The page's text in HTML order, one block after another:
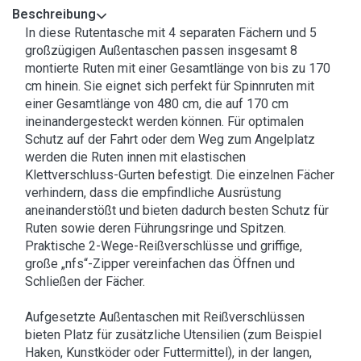
Beschreibung
In diese Rutentasche mit 4 separaten Fächern und 5
großzügigen Außentaschen passen insgesamt 8
montierte Ruten mit einer Gesamtlänge von bis zu 170
cm hinein. Sie eignet sich perfekt für Spinnruten mit
einer Gesamtlänge von 480 cm, die auf 170 cm
ineinandergesteckt werden können. Für optimalen
Schutz auf der Fahrt oder dem Weg zum Angelplatz
werden die Ruten innen mit elastischen
Klettverschluss-Gurten befestigt. Die einzelnen Fächer
verhindern, dass die empfindliche Ausrüstung
aneinanderstößt und bieten dadurch besten Schutz für
Ruten sowie deren Führungsringe und Spitzen.
Praktische 2-Wege-Reißverschlüsse und griffige,
große „nfs“-Zipper vereinfachen das Öffnen und
Schließen der Fächer.
Aufgesetzte Außentaschen mit Reißverschlüssen
bieten Platz für zusätzliche Utensilien (zum Beispiel
Haken, Kunstköder oder Futtermittel), in der langen,